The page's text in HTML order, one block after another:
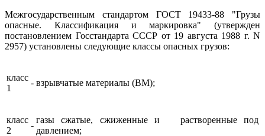
Межгосударственным стандартом ГОСТ 19433-88 "Грузы
опасные. Классификация и маркировка" (утвержден
постановлением Госстандарта СССР от 19 августа 1988 г. N
2957) установлены следующие классы опасных грузов:
класс
1
- взрывчатые материалы (ВМ);
класс
2
-
газы сжатые, сжиженные и растворенные под
давлением;